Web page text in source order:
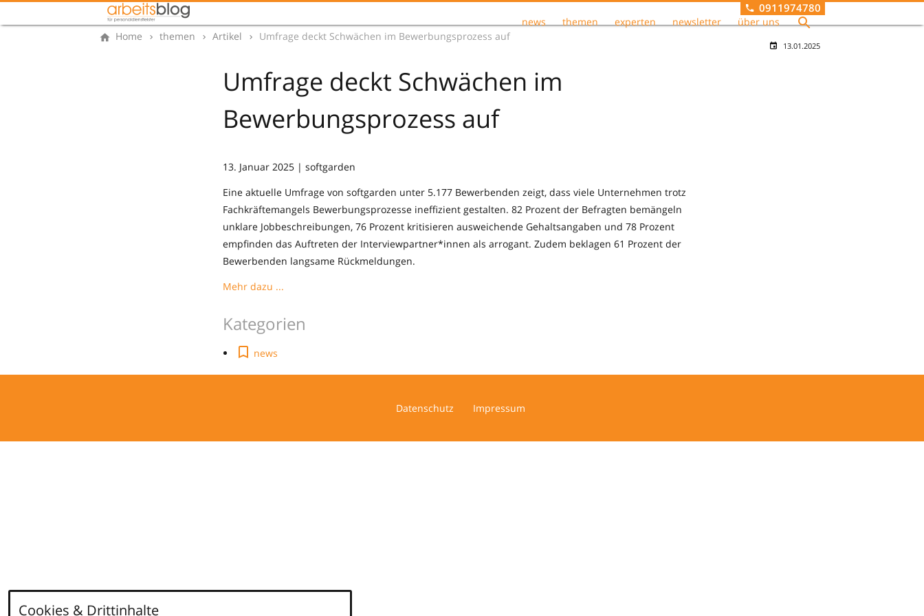
news themen experten newsletter über uns
0911974780
Home themen Artikel Umfrage deckt Schwächen im Bewerbungsprozess auf
13.01.2025
Umfrage deckt Schwächen im
Bewerbungsprozess auf
13. Januar 2025 | softgarden
Eine aktuelle Umfrage von softgarden unter 5.177 Bewerbenden zeigt, dass viele Unternehmen trotz
Fachkräftemangels Bewerbungsprozesse ineffizient gestalten. 82 Prozent der Befragten bemängeln
unklare Jobbeschreibungen, 76 Prozent kritisieren ausweichende Gehaltsangaben und 78 Prozent
empfinden das Auftreten der Interviewpartner*innen als arrogant. Zudem beklagen 61 Prozent der
Bewerbenden langsame Rückmeldungen.
Mehr dazu ...
Kategorien
news
Datenschutz Impressum
Cookies & Drittinhalte